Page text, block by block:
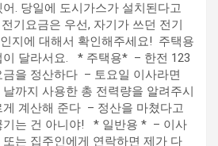
. 당일에 도시가스가 설치된다고
기요금은 우선, 자기가 쓰던 전기
지에 대해서 확인해주세요! ​ 주택용
달라서요. ​ ​ * 주택용* ​ – 한전 123
을 정산하다 ​ – 토요일 이사라면
까지 사용한 총 전력량을 알려주시
계산해 준다 ​ – 정산을 마쳤다고
는 건 아니야! ​ ​ * 일반용 * ​ – 이사
는 집주인에게 연락하면 제가 다